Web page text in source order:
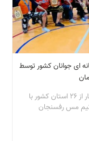
ای جوانان کشور توسط
در این دوره از رقابت‌ها ۲۴۰ نفر ورزشکار از ۲۶ استان کشور با
تیم مس رفسنجان